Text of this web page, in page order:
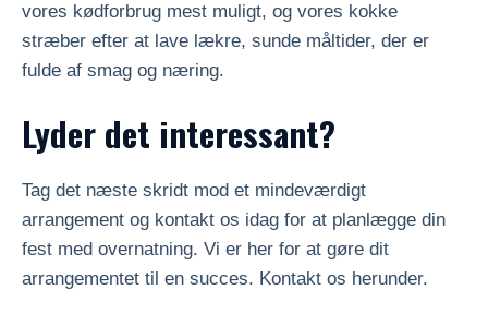
vores kødforbrug mest muligt, og vores kokke
stræber efter at lave lækre, sunde måltider, der er
fulde af smag og næring.
Lyder det interessant?
Tag det næste skridt mod et mindeværdigt
arrangement og kontakt os idag for at planlægge din
fest med overnatning. Vi er her for at gøre dit
arrangementet til en succes. Kontakt os herunder.